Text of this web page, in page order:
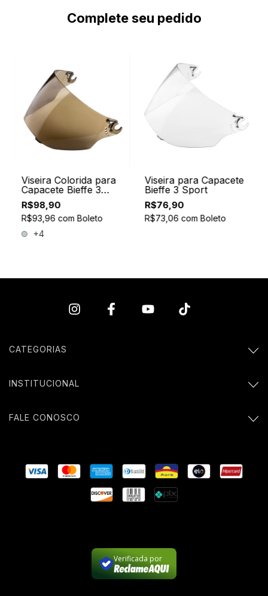
Complete seu pedido
Viseira Colorida para
Capacete Bieffe 3
Sport
R$98,90
R$93,96 com Boleto
+4
Viseira para Capacete
Bieffe 3 Sport
R$76,90
R$73,06 com Boleto
CATEGORIAS
INSTITUCIONAL
FALE CONOSCO
Verificada por